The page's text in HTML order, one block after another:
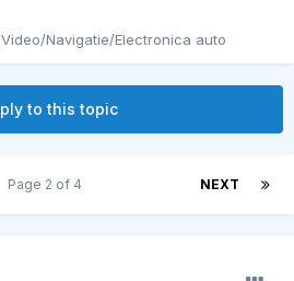
Navigatie/Electronica auto
to this topic
NEXT
Page 2 of 4